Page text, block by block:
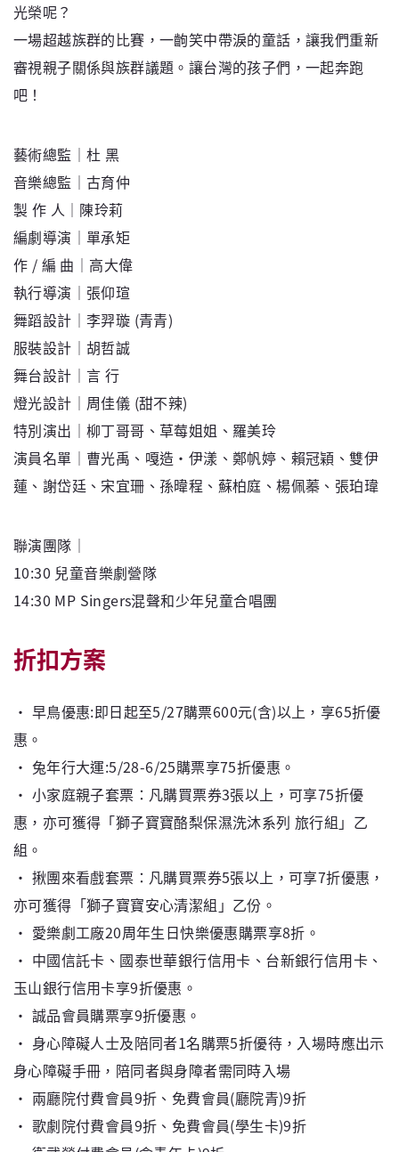
光榮呢？
一場超越族群的比賽，一齣笑中帶淚的童話，讓我們重新
審視親子關係與族群議題。讓台灣的孩子們，一起奔跑
吧！
藝術總監│杜 黑
音樂總監│古育仲
製 作 人│陳玲莉
編劇導演│單承矩
作 / 編 曲│高大偉
執行導演│張仰瑄
舞蹈設計│李羿璇 (青青)
服裝設計│胡哲誠
舞台設計│言 行
燈光設計│周佳儀 (甜不辣)
特別演出│柳丁哥哥、草莓姐姐、羅美玲
演員名單│曹光禹、嘎造•伊漾、鄭帆婷、賴冠穎、雙伊
蓮、謝岱廷、宋宜珊、孫暐程、蘇柏庭、楊佩蓁、張珀瑋
聯演團隊│
10:30 兒童音樂劇營隊
14:30 MP Singers混聲和少年兒童合唱團
折扣方案
‧ 早鳥優惠:即日起至5/27購票600元(含)以上，享65折優
惠。
‧ 兔年行大運:5/28-6/25購票享75折優惠。
‧ 小家庭親子套票：凡購買票券3張以上，可享75折優
惠，亦可獲得「獅子寶寶酪梨保濕洗沐系列 旅行組」乙
組。
‧ 揪團來看戲套票：凡購買票券5張以上，可享7折優惠，
亦可獲得「獅子寶寶安心清潔組」乙份。
‧ 愛樂劇工廠20周年生日快樂優惠購票享8折。
‧ 中國信託卡、國泰世華銀行信用卡、台新銀行信用卡、
玉山銀行信用卡享9折優惠。
‧ 誠品會員購票享9折優惠。
‧ 身心障礙人士及陪同者1名購票5折優待，入場時應出示
身心障礙手冊，陪同者與身障者需同時入場
‧ 兩廳院付費會員9折、免費會員(廳院青)9折
‧ 歌劇院付費會員9折、免費會員(學生卡)9折